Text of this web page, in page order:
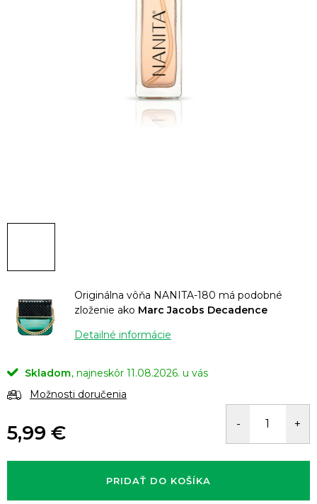
Originálna vôňa NANITA-180 má podobné
zloženie ako Marc Jacobs Decadence
Detailné informácie
Skladom
11.08.2026.
Možnosti doručenia
5,99 €
cena:
PRIDAŤ DO KOŠÍKA